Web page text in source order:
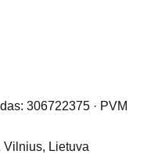
306722375 · PVM
Vilnius, Lietuva